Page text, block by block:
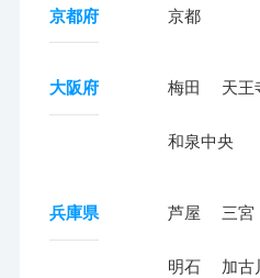
京都府 京都
大阪府 梅田 天王
和泉中央
兵庫県 芦屋 三宮
明石 加古